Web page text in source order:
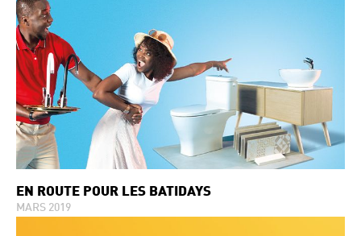
EN ROUTE POUR LES BATIDAYS
MARS 2019